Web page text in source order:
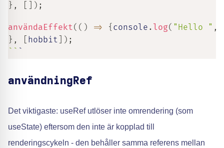
} , ) ;
användaEffekt( ( ) => { console . log( "Hello " ,
} , hobbit ) ;
användningRef
Det viktigaste: useRef utlöser inte omrendering (som
useState) eftersom den inte är kopplad till
renderingscykeln - den behåller samma referens mellan